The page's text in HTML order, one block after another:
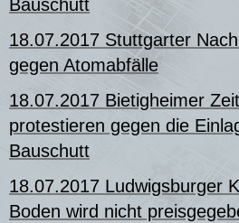
Bauschutt
18.07.2017 Stuttgarter
gegen Atomabfälle
18.07.2017 Bietigheimer
protestieren gegen die
Bauschutt
18.07.2017 Ludwigsburger
Boden wird nicht